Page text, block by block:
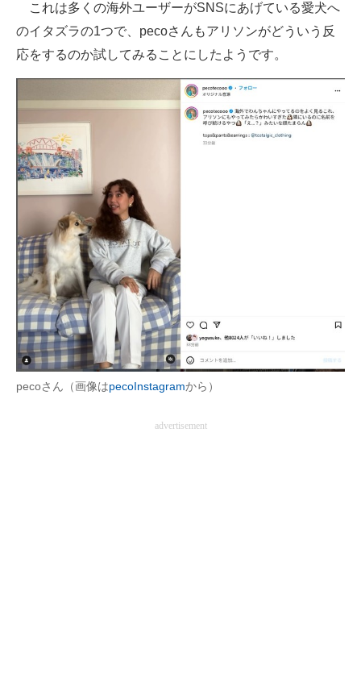
これは多くの海外ユーザーがSNSにあげている愛犬へ
のイタズラの1つで、pecoさんもアリソンがどういう反
応をするのか試してみることにしたようです。
pecoさん（画像はpecoInstagramから）
advertisement